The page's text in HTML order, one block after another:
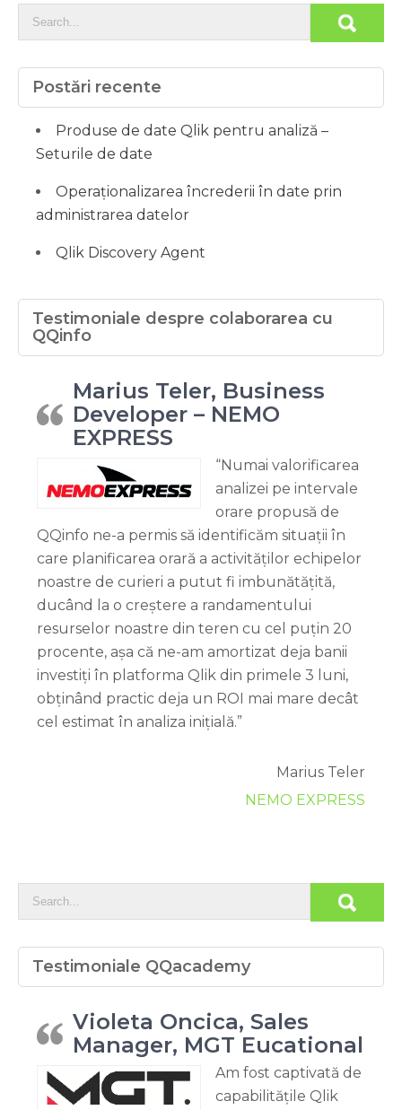
Postări recente
Produse de date Qlik pentru analiză –
Seturile de date
Operaționalizarea încrederii în date prin
administrarea datelor
Qlik Discovery Agent
Testimoniale despre colaborarea cu
QQinfo
Marius Teler, Business
Developer – NEMO
EXPRESS
“Numai valorificarea
analizei pe intervale
orare propusă de
QQinfo ne-a permis să identificăm situații în
care planificarea orară a activităților echipelor
noastre de curieri a putut fi imbunătățită,
ducând la o creștere a randamentului
resurselor noastre din teren cu cel puțin 20
procente, așa că ne-am amortizat deja banii
investiți în platforma Qlik din primele 3 luni,
obținând practic deja un ROI mai mare decât
cel estimat în analiza inițială.”
Marius Teler
NEMO EXPRESS
Testimoniale QQacademy
Violeta Oncica, Sales
Manager, MGT Eucational
Am fost captivată de
capabilitățile Qlik